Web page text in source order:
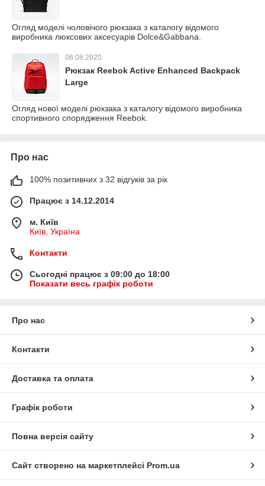
Огляд моделі чоловічого рюкзака з каталогу відомого
виробника люксових аксесуарів Dolce&Gabbana.
06.08.2020
Рюкзак Reebok Active Enhanced Backpack
Large
Огляд нової моделі рюкзака з каталогу відомого виробника
спортивного спорядження Reebok.
Про нас
100% позитивних з 32 відгуків за рік
Працює з 14.12.2014
м. Київ
Київ, Україна
Контакти
Сьогодні працює з 09:00 до 18:00
Показати весь графік роботи
Про нас
Контакти
Доставка та оплата
Графік роботи
Повна версія сайту
Сайт створено на маркетплейсі Prom.ua